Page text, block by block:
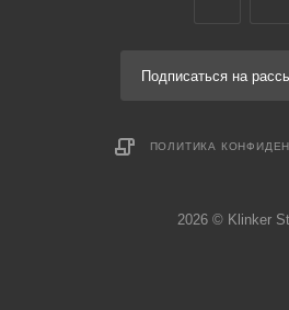
Подписаться на
ПОЛИТИКА
2026 © Klinker